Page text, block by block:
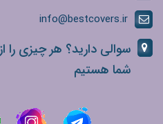
info@bestcovers.ir
سوالی دارید؟ هر چیزی را
شما هستیم